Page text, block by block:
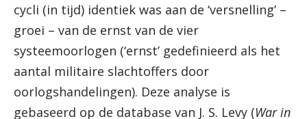
cycli (in tijd) identiek was aan de ‘versnelling’ –
groei – van de ernst van de vier
systeemoorlogen (‘ernst’ gedefinieerd als het
aantal militaire slachtoffers door
oorlogshandelingen). Deze analyse is
gebaseerd op de database van J. S. Levy (War in